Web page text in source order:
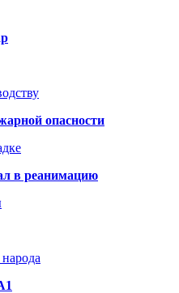
опасности
в реанимацию